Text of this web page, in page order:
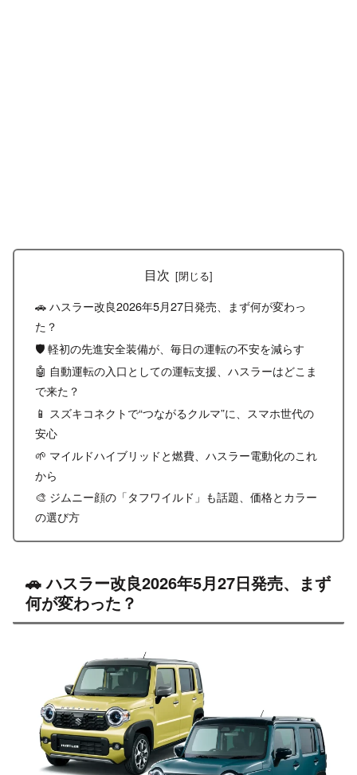
目次
🚗 ハスラー改良2026年5月27日発売、まず何が変わっ
た？
🛡️ 軽初の先進安全装備が、毎日の運転の不安を減らす
🤖 自動運転の入口としての運転支援、ハスラーはどこま
で来た？
📱 スズキコネクトで“つながるクルマ”に、スマホ世代の
安心
🌱 マイルドハイブリッドと燃費、ハスラー電動化のこれ
から
🎨 ジムニー顔の「タフワイルド」も話題、価格とカラー
の選び方
🚗 ハスラー改良2026年5月27日発売、まず
何が変わった？